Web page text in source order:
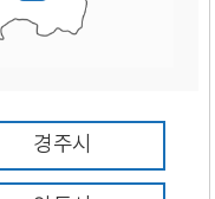
경주시